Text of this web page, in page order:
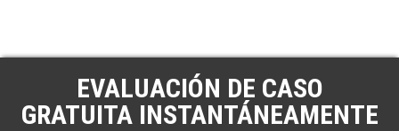
EVALUACIÓN DE CASO
GRATUITA INSTANTÁNEAMENTE